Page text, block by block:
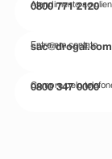
Atendimento ao
0800 771 2120
Entre em contato
Compre pelo
0800 347 0000